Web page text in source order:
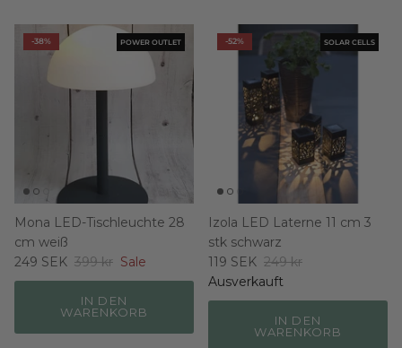
POWER OUTLET
-38%
Mona LED-Tischleuchte 28
cm weiß
249 SEK 399 kr Sale
IN DEN
WARENKORB
SOLAR CELLS
-52%
Izola LED Laterne 11 cm 3
stk schwarz
119 SEK 249 kr
Ausverkauft
IN DEN
WARENKORB